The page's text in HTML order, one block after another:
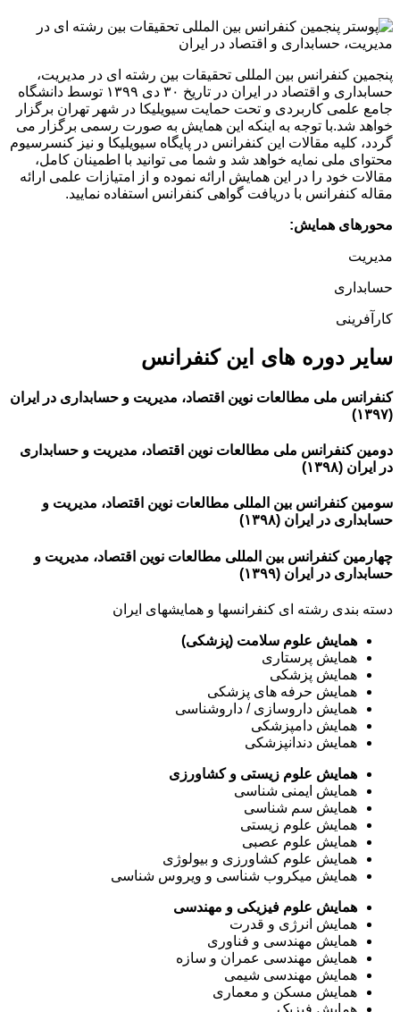
پنجمین کنفرانس بین المللی تحقیقات بین رشته ای در مدیریت،
حسابداری و اقتصاد در ایران در تاریخ ۳۰ دی ۱۳۹۹ توسط دانشگاه
جامع علمی کاربردی و تحت حمایت سیویلیکا در شهر تهران برگزار
خواهد شد.با توجه به اینکه این همایش به صورت رسمی برگزار می
گردد، کلیه مقالات این کنفرانس در پایگاه سیویلیکا و نیز کنسرسیوم
محتوای ملی نمایه خواهد شد و شما می توانید با اطمینان کامل،
مقالات خود را در این همایش ارائه نموده و از امتیازات علمی ارائه
مقاله کنفرانس با دریافت گواهی کنفرانس استفاده نمایید.
محورهای همایش:
مدیریت
حسابداری
کارآفرینی
سایر دوره های این کنفرانس
کنفرانس ملی مطالعات نوین اقتصاد، مدیریت و حسابداری در ایران
(۱۳۹۷)
دومین کنفرانس ملی مطالعات نوین اقتصاد، مدیریت و حسابداری
در ایران (۱۳۹۸)
سومین کنفرانس بین المللی مطالعات نوین اقتصاد، مدیریت و
حسابداری در ایران (۱۳۹۸)
چهارمین کنفرانس بین المللی مطالعات نوین اقتصاد، مدیریت و
حسابداری در ایران (۱۳۹۹)
دسته بندی رشته ای کنفرانسها و همایشهای ایران
همایش علوم سلامت (پزشکی)
همایش پرستاری
همایش پزشکی
همایش حرفه های پزشکی
همایش داروسازی / داروشناسی
همایش دامپزشکی
همایش دندانپزشکی
همایش علوم زیستی و کشاورزی
همایش ایمنی شناسی
همایش سم شناسی
همایش علوم زیستی
همایش علوم عصبی
همایش علوم کشاورزی و بیولوژی
همایش میکروب شناسی و ویروس شناسی
همایش علوم فیزیکی و مهندسی
همایش انرژی و قدرت
همایش مهندسی و فناوری
همایش مهندسی عمران و سازه
همایش مهندسی شیمی
همایش مسکن و معماری
همایش فیزیک